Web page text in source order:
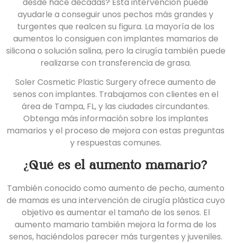
ayudarle a conseguir unos pechos más grandes y
turgentes que realcen su figura. La mayoría de los
aumentos lo consiguen con implantes mamarios de
silicona o solución salina, pero la cirugía también puede
realizarse con transferencia de grasa.
Soler Cosmetic Plastic Surgeryofrece aumento de
senos con implantes. Trabajamos con clientes en el
área de Tampa, FL, y las ciudades circundantes.
Obtenga más información sobre los implantes
mamarios y el proceso de mejora con estas preguntas
y respuestas comunes.
¿Qué es el aumento mamario?
También conocido como aumento de pecho,aumento
de mamas es una intervención de cirugía plástica cuyo
objetivo es aumentar el tamaño de los senos. El
aumento mamario también mejora la forma de los
senos, haciéndolos parecer más turgentes y juveniles.